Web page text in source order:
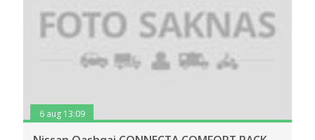
6 aug 13:09